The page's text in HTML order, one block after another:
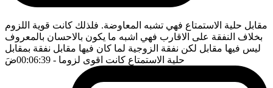
مقابل حلية الاستمتاع فهي تشبه المعاوضة. فلذلك كانت قوية اللزوم
بخلاف النفقة على الاقارب فهي اشبه ما يكون بالاحسان بالمعروف
ليس فيها مقابل لكن نفقة الزوجية لما كان فيها مقابل نفقة بمقابل
حلية الاستمتاع كانت اقوى لزوما - 00:06:39 ضَ